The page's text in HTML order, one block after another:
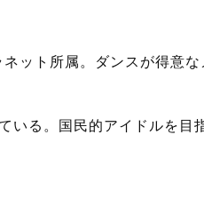
ット所属。ダンスが得意
る。国民的アイドルを目